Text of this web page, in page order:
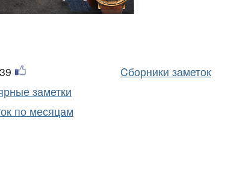
заметки
по месяцам
Cборники заметок